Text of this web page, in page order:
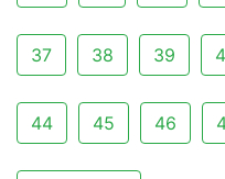
37 38 39
44 45 46